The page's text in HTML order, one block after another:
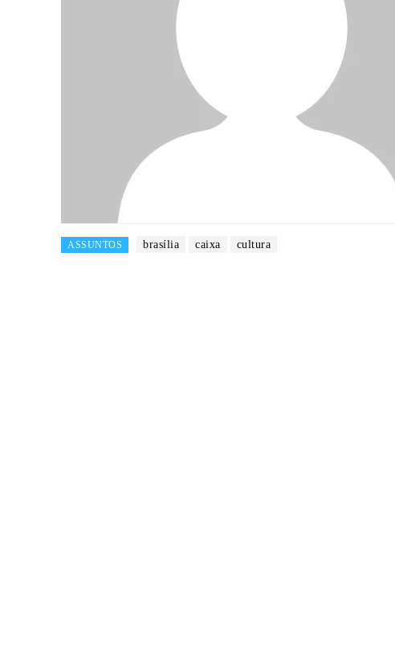
ASSUNTOS brasília caixa cultura